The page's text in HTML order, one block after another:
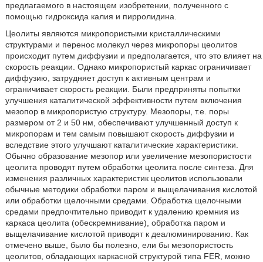
предлагаемого в настоящем изобретении, полученного с
помощью гидроксида калия и пирролидина.
Цеолиты являются микропористыми кристаллическими
структурами и перенос молекул через микропоры цеолитов
происходит путем диффузии и предполагается, что это влияет на
скорость реакции. Однако микропористый каркас ограничивает
диффузию, затрудняет доступ к активным центрам и
ограничивает скорость реакции. Были предприняты попытки
улучшения каталитической эффективности путем включения
мезопор в микропористую структуру. Мезопоры, т.е. поры
размером от 2 и 50 нм, обеспечивают улучшенный доступ к
микропорам и тем самым повышают скорость диффузии и
вследствие этого улучшают каталитические характеристики.
Обычно образование мезопор или увеличение мезопористости
цеолита проводят путем обработки цеолита после синтеза. Для
изменения различных характеристик цеолитов использовали
обычные методики обработки паром и выщелачивания кислотой
или обработки щелочными средами. Обработка щелочными
средами предпочтительно приводит к удалению кремния из
каркаса цеолита (обескремнивание), обработка паром и
выщелачивание кислотой приводят к деалюминированию. Как
отмечено выше, было бы полезно, ели бы мезопористость
цеолитов, обладающих каркасной структурой типа FER, можно